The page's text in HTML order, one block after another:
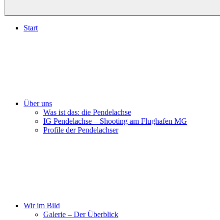
Start
Über uns
Was ist das: die Pendelachse
IG Pendelachse – Shooting am Flughafen MG
Profile der Pendelachser
Wir im Bild
Galerie – Der Überblick